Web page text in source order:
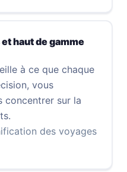
haut de gamme
à ce que chaque
vous
concentrer sur la
des voyages